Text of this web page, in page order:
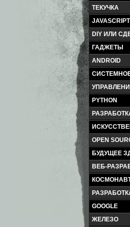
ТЕКУЧКА
JAVASCRIPT
DIY ИЛИ
ГАДЖЕТЫ
ANDROID
PYTHON
OPEN
БУДУЩЕЕ
ВЕБ-
GOOGLE
ЖЕЛЕЗО